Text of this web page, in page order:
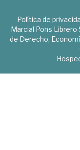
Política de
Marcial Pons Librero
de Derecho,